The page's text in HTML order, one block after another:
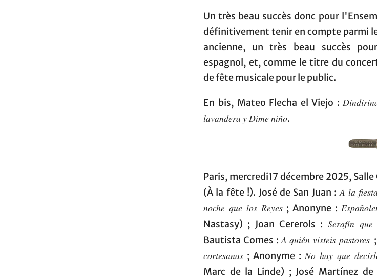
Un très beau succès donc pour
définitivement tenir en compte parmi
ancienne, un très beau succès
espagnol, et, comme le titre du
de fête musicale pour le public.
En bis, Mateo Flecha el Viejo :
lavandera y Dime niño.
Paris, mercredi17 décembre 2025,
(À la fête !). José de San Juan :A la
noche que los Reyes ; Anonyne :
Nastasy) ; Joan Cererols : Serafín
Bautista Comes :A quién visteis pastores
cortesanas ; Anonyme :No hay que
Marc de la Linde) ; José Martínez de